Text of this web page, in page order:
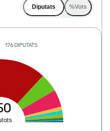
Diputats %Vots